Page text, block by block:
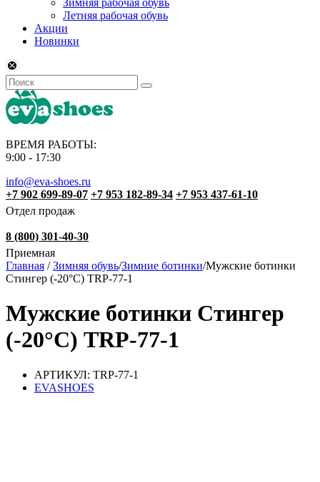
Зимняя рабочая обувь
Летняя рабочая обувь
Акции
Новинки
ВРЕМЯ РАБОТЫ:
9:00 - 17:30
info@eva-shoes.ru
+7 902 699-89-07 +7 953 182-89-34 +7 953 437-61-10
Отдел продаж
8 (800) 301-40-30
Приемная
Главная / Зимняя обувь/Зимние ботинки/Мужские ботинки
Стингер (-20°С) TRP-77-1
Мужские ботинки Стингер
(-20°С) TRP-77-1
АРТИКУЛ: TRP-77-1
EVASHOES